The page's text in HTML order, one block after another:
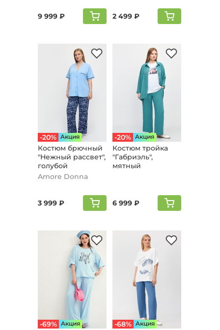
9 999 ₽ 2 499 ₽
-20% Aкция
Костюм брючный
"Нежный рассвет",
голубой
Amore Donna
3 999 ₽
-20% Aкция
Костюм тройка
"Габриэль",
мятный
6 999 ₽
-69% Aкция -68% Aкция